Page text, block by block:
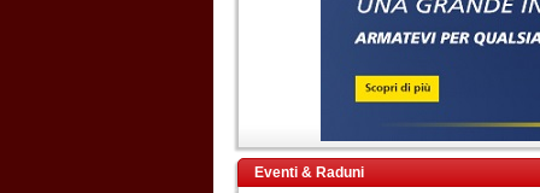
Eventi & Raduni